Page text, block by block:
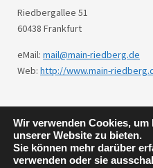
Riedbergallee 51
60438 Frankfurt
eMail: mail@main-riedberg.de
Web: http://www.main-
© 2026Main Riedberg.
Theme: Weta
Wir verwenden Cookies,
unserer Website zu bieten.
Sie können mehr darüber
verwenden oder sie